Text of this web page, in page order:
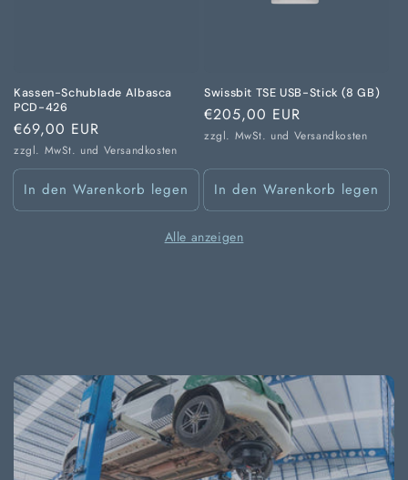
Kassen-Schublade Albasca
PCD-426
Normaler
Preis
€69,00 EUR
zzgl. MwSt. und Versandkosten
In den Warenkorb legen
Swissbit TSE USB-Stick (8 GB)
Normaler
Preis
€205,00 EUR
zzgl. MwSt. und Versandkosten
In den Warenkorb legen
Alle anzeigen